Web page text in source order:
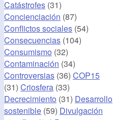
Catástrofes (31)
Concienciación (87)
Conflictos sociales (54)
Consecuencias (104)
Consumismo (32)
Contaminación (34)
Controversias (36) COP15
(31) Criosfera (33)
Decrecimiento (31) Desarrollo
sostenible (59) Divulgación